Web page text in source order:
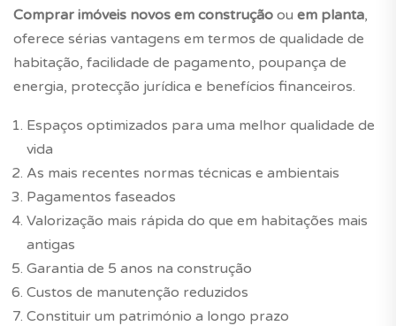
Comprar imóveis novos em construção ou em planta,
oferece sérias vantagens em termos de qualidade de
habitação, facilidade de pagamento, poupança de
energia, protecção jurídica e benefícios financeiros.
Espaços optimizados para uma melhor qualidade de
vida
As mais recentes normas técnicas e ambientais
Pagamentos faseados
Valorização mais rápida do que em habitações mais
antigas
Garantia de 5 anos na construção
Custos de manutenção reduzidos
Constituir um património a longo prazo